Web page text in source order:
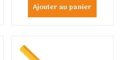
Ajouter au panier